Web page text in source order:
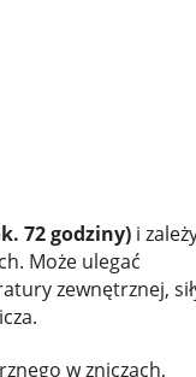
72 godziny) i
Może ulegać
zewnętrznej,
w zniczach,